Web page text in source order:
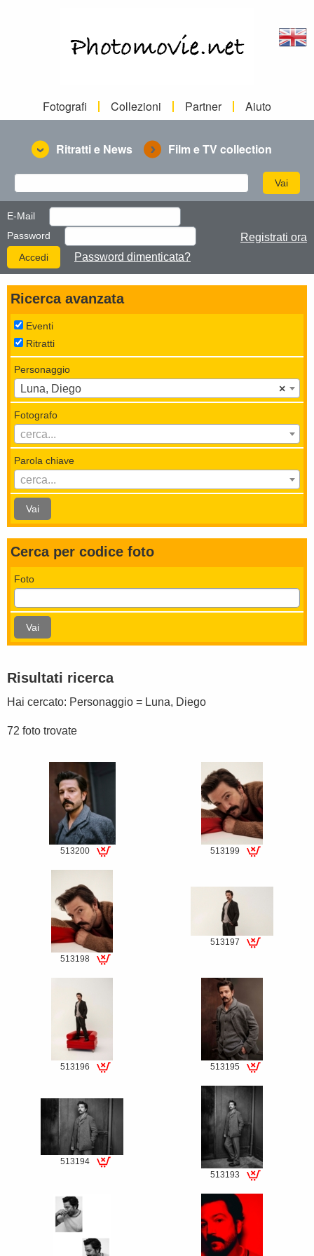
Fotografi Collezioni Partner Aiuto
Ritratti e News Film e TV collection
E-Mail
Password
Password dimenticata?
Registrati ora
Ricerca avanzata
Eventi
Ritratti
Personaggio
×
Luna, Diego
Fotografo
cerca...
Parola chiave
cerca...
Vai
Cerca per codice foto
Foto
Vai
Risultati ricerca
Hai cercato: Personaggio = Luna, Diego
72 foto trovate
513200 513199
513198
513197
513196 513195
fee
513194
513193